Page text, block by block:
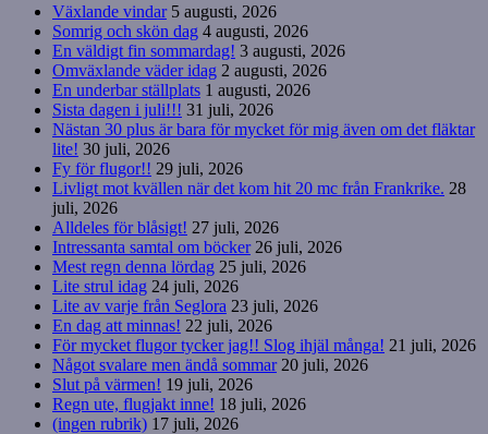
Växlande vindar 5 augusti, 2026
Somrig och skön dag 4 augusti, 2026
En väldigt fin sommardag! 3 augusti, 2026
Omväxlande väder idag 2 augusti, 2026
En underbar ställplats 1 augusti, 2026
Sista dagen i juli!!! 31 juli, 2026
Nästan 30 plus är bara för mycket för mig även om det fläktar
lite! 30 juli, 2026
Fy för flugor!! 29 juli, 2026
Livligt mot kvällen när det kom hit 20 mc från Frankrike. 28
juli, 2026
Alldeles för blåsigt! 27 juli, 2026
Intressanta samtal om böcker 26 juli, 2026
Mest regn denna lördag 25 juli, 2026
Lite strul idag 24 juli, 2026
Lite av varje från Seglora 23 juli, 2026
En dag att minnas! 22 juli, 2026
För mycket flugor tycker jag!! Slog ihjäl många! 21 juli, 2026
Något svalare men ändå sommar 20 juli, 2026
Slut på värmen! 19 juli, 2026
Regn ute, flugjakt inne! 18 juli, 2026
(ingen rubrik) 17 juli, 2026